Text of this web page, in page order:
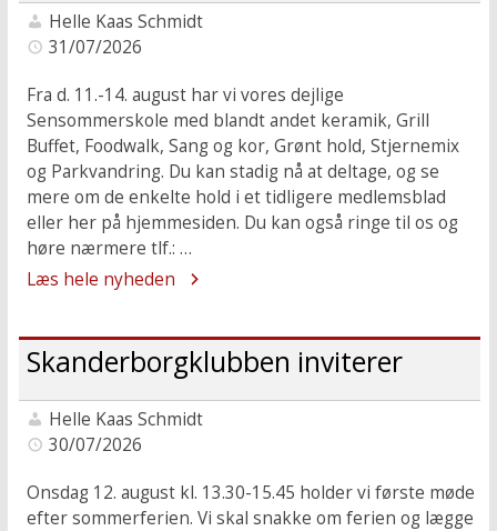
Helle Kaas Schmidt
31/07/2026
Fra d. 11.-14. august har vi vores dejlige
Sensommerskole med blandt andet keramik, Grill
Buffet, Foodwalk, Sang og kor, Grønt hold, Stjernemix
og Parkvandring. Du kan stadig nå at deltage, og se
mere om de enkelte hold i et tidligere medlemsblad
eller her på hjemmesiden. Du kan også ringe til os og
høre nærmere tlf.: …
Læs hele nyheden
Skanderborgklubben inviterer
Helle Kaas Schmidt
30/07/2026
Onsdag 12. august kl. 13.30-15.45 holder vi første møde
efter sommerferien. Vi skal snakke om ferien og lægge